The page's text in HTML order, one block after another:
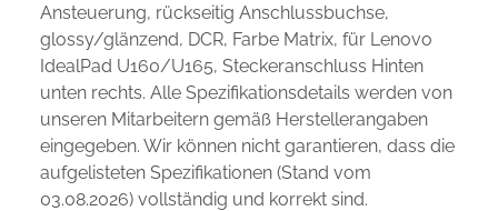
Ansteuerung, rückseitig Anschlussbuchse,
glossy/glänzend, DCR, Farbe Matrix, für Lenovo
IdealPad U160/U165, Steckeranschluss Hinten
unten rechts. Alle Spezifikationsdetails werden von
unseren Mitarbeitern gemäß Herstellerangaben
eingegeben. Wir können nicht garantieren, dass die
aufgelisteten Spezifikationen (Stand vom
03.08.2026) vollständig und korrekt sind.